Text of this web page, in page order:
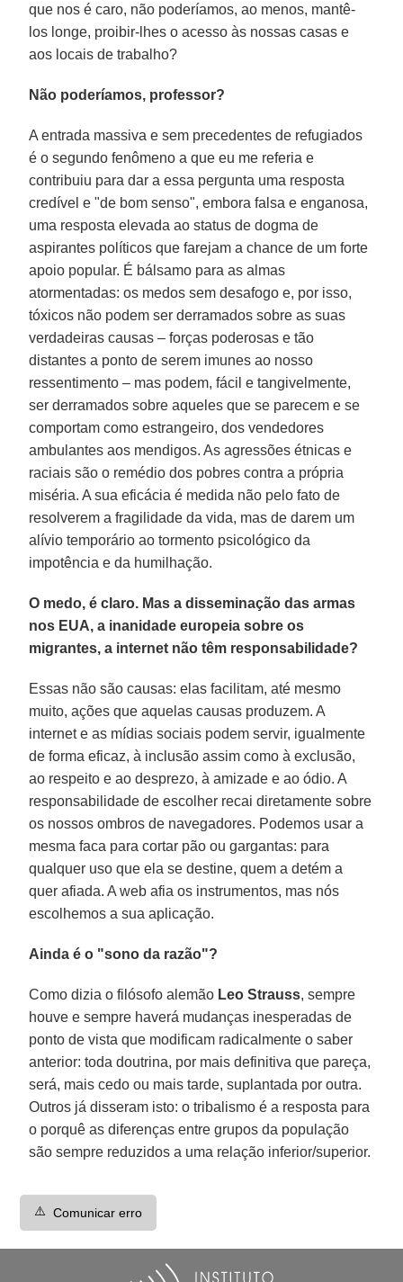
que nos é caro, não poderíamos, ao menos, mantê-
los longe, proibir-lhes o acesso às nossas casas e
aos locais de trabalho?
Não poderíamos, professor?
A entrada massiva e sem precedentes de refugiados
é o segundo fenômeno a que eu me referia e
contribuiu para dar a essa pergunta uma resposta
credível e "de bom senso", embora falsa e enganosa,
uma resposta elevada ao status de dogma de
aspirantes políticos que farejam a chance de um forte
apoio popular. É bálsamo para as almas
atormentadas: os medos sem desafogo e, por isso,
tóxicos não podem ser derramados sobre as suas
verdadeiras causas – forças poderosas e tão
distantes a ponto de serem imunes ao nosso
ressentimento – mas podem, fácil e tangivelmente,
ser derramados sobre aqueles que se parecem e se
comportam como estrangeiro, dos vendedores
ambulantes aos mendigos. As agressões étnicas e
raciais são o remédio dos pobres contra a própria
miséria. A sua eficácia é medida não pelo fato de
resolverem a fragilidade da vida, mas de darem um
alívio temporário ao tormento psicológico da
impotência e da humilhação.
O medo, é claro. Mas a disseminação das armas
nos EUA, a inanidade europeia sobre os
migrantes, a internet não têm responsabilidade?
Essas não são causas: elas facilitam, até mesmo
muito, ações que aquelas causas produzem. A
internet e as mídias sociais podem servir, igualmente
de forma eficaz, à inclusão assim como à exclusão,
ao respeito e ao desprezo, à amizade e ao ódio. A
responsabilidade de escolher recai diretamente sobre
os nossos ombros de navegadores. Podemos usar a
mesma faca para cortar pão ou gargantas: para
qualquer uso que ela se destine, quem a detém a
quer afiada. A web afia os instrumentos, mas nós
escolhemos a sua aplicação.
Ainda é o "sono da razão"?
Como dizia o filósofo alemão Leo Strauss, sempre
houve e sempre haverá mudanças inesperadas de
ponto de vista que modificam radicalmente o saber
anterior: toda doutrina, por mais definitiva que pareça,
será, mais cedo ou mais tarde, suplantada por outra.
Outros já disseram isto: o tribalismo é a resposta para
o porquê as diferenças entre grupos da população
são sempre reduzidos a uma relação inferior/superior.
⚠️ Comunicar erro